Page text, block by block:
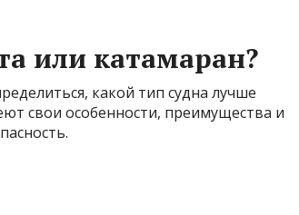
или катамаран?
какой тип судна лучше
свои особенности, преимущества и